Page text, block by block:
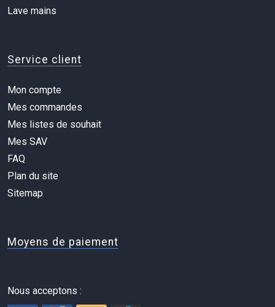
Lave mains
Service client
Mon compte
Mes commandes
Mes listes de souhait
Mes SAV
FAQ
Plan du site
Sitemap
Moyens de paiement
Nous acceptons :